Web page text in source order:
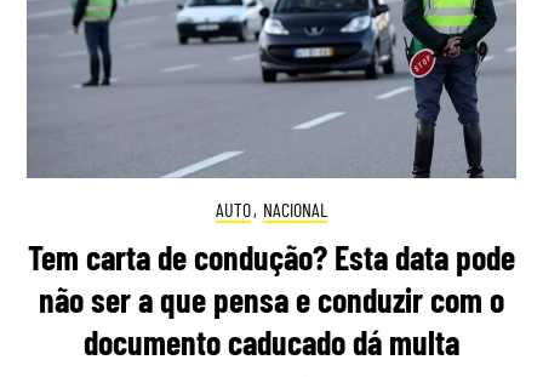
AUTO, NACIONAL
Tem carta de condução? Esta data pode
não ser a que pensa e conduzir com o
documento caducado dá multa